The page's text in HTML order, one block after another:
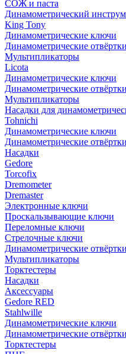
СОЖ и паста
Динамометрический
King Tony
Динамометрические ключи
Динамометрические отвёртки
Мультипликаторы
Licota
Динамометрические ключи
Динамометрические отвёртки
Мультипликаторы
Насадки для
Tohnichi
Динамометрические ключи
Динамометрические отвёртки
Насадки
Gedore
Torcofix
Dremometer
Dremaster
Электронные ключи
Проскальзывающие ключи
Переломные ключи
Стрелочные ключи
Динамометрические отвёртки
Мультипликаторы
Торктестеры
Насадки
Аксессуары
Gedore RED
Stahlwille
Динамометрические ключи
Динамометрические отвёртки
Торктестеры